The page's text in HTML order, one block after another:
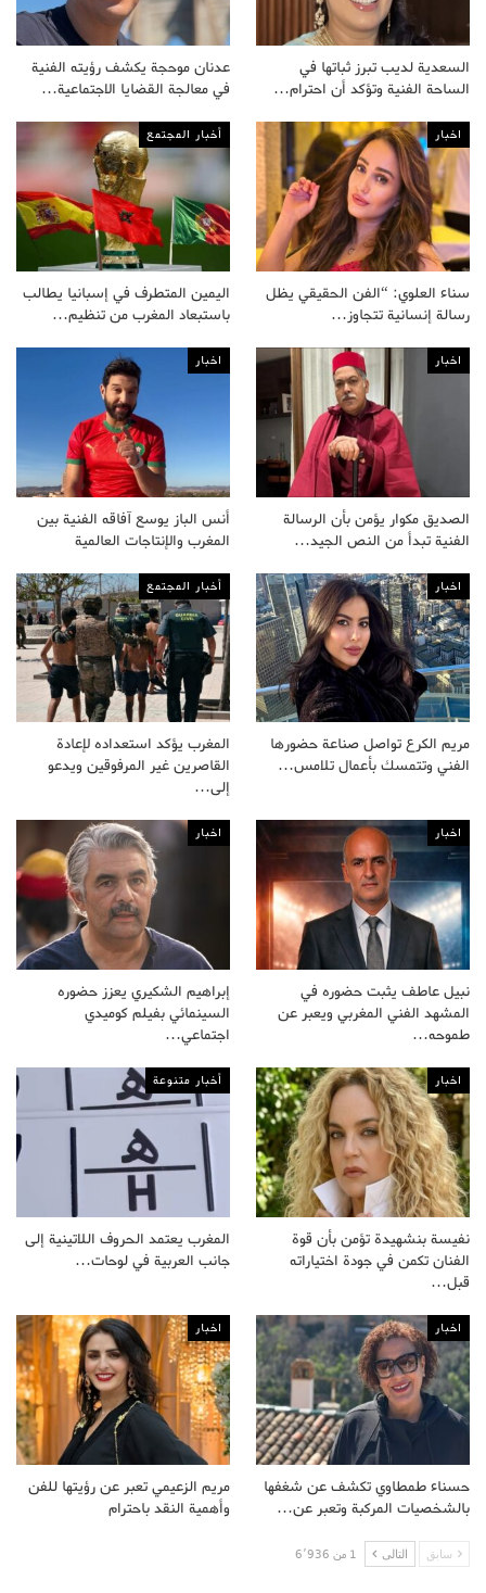
السعدية لديب تبرز ثباتها في
الساحة الفنية وتؤكد أن احترام…
عدنان موحجة يكشف رؤيته الفنية
في معالجة القضايا الاجتماعية…
اخبار
سناء العلوي: “الفن الحقيقي يظل
رسالة إنسانية تتجاوز…
أخبار المجتمع
اليمين المتطرف في إسبانيا يطالب
باستبعاد المغرب من تنظيم…
اخبار
الصديق مكوار يؤمن بأن الرسالة
الفنية تبدأ من النص الجيد…
اخبار
أنس الباز يوسع آفاقه الفنية بين
المغرب والإنتاجات العالمية
اخبار
مريم الكرع تواصل صناعة حضورها
الفني وتتمسك بأعمال تلامس…
أخبار المجتمع
المغرب يؤكد استعداده لإعادة
القاصرين غير المرفوقين ويدعو
إلى…
اخبار
نبيل عاطف يثبت حضوره في
المشهد الفني المغربي ويعبر عن
طموحه…
اخبار
إبراهيم الشكيري يعزز حضوره
السينمائي بفيلم كوميدي
اجتماعي…
اخبار
نفيسة بنشهيدة تؤمن بأن قوة
الفنان تكمن في جودة اختياراته
قبل…
أخبار متنوعة
المغرب يعتمد الحروف اللاتينية إلى
جانب العربية في لوحات…
اخبار
حسناء طمطاوي تكشف عن شغفها
بالشخصيات المركبة وتعبر عن…
اخبار
مريم الزعيمي تعبر عن رؤيتها للفن
وأهمية النقد باحترام
سابق التالى 1 من 6٬936